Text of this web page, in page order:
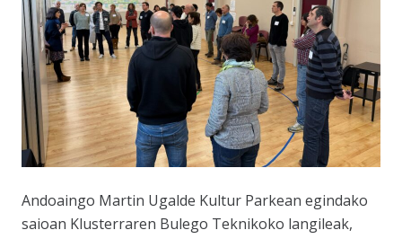
Andoaingo Martin Ugalde Kultur Parkean egindako
saioan Klusterraren Bulego Teknikoko langileak,